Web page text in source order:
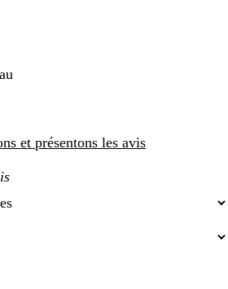
et présentons les avis